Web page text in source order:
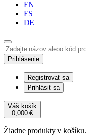
EN
ES
DE
Prihlásenie
Registrovať sa
Prihlásiť sa
Váš košík
0,000 €
Žiadne produkty v košíku.